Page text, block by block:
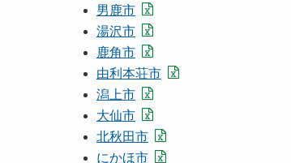
男鹿市
湯沢市
鹿角市
由利本荘市
潟上市
大仙市
北秋田市
にかほ市